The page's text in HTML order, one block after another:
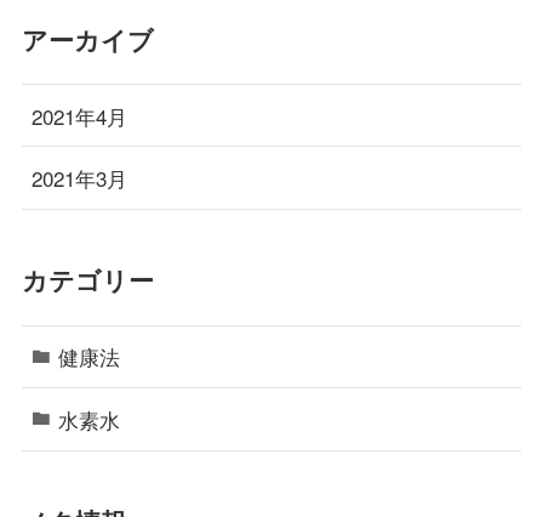
アーカイブ
2021年4月
2021年3月
カテゴリー
健康法
水素水